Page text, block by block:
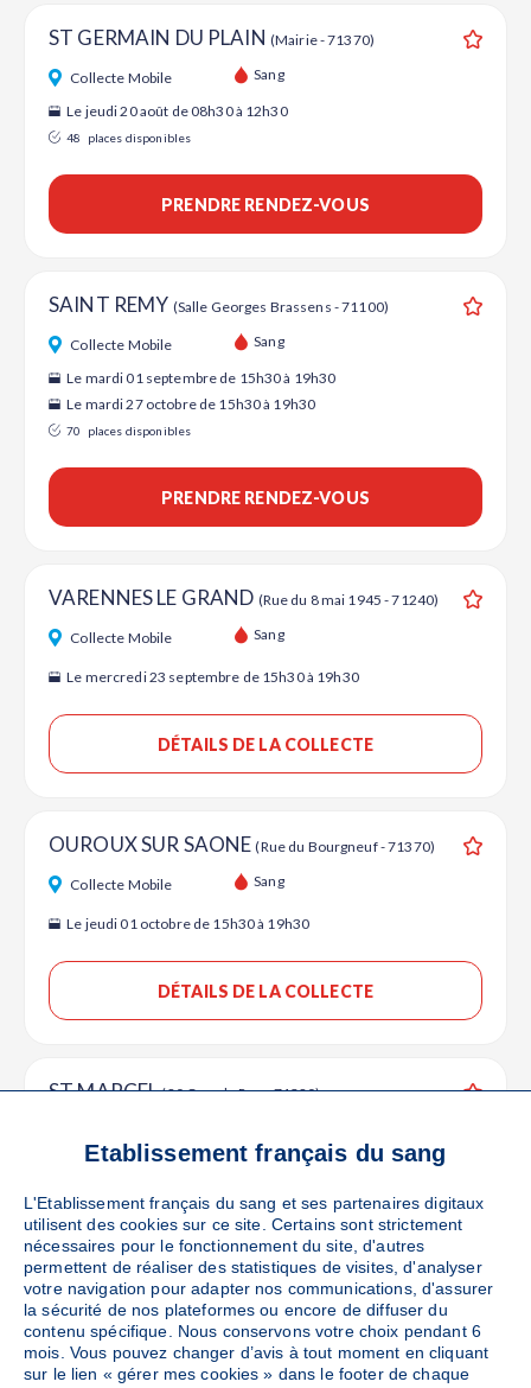
ST GERMAIN DU PLAIN (Mairie - 71370)
Collecte Mobile Sang
Le jeudi 20 août de 08h30 à 12h30
48 places disponibles
PRENDRE RENDEZ-VOUS
SAINT REMY (Salle Georges Brassens - 71100)
Collecte Mobile Sang
Le mardi 01 septembre de 15h30 à 19h30
Le mardi 27 octobre de 15h30 à 19h30
70 places disponibles
PRENDRE RENDEZ-VOUS
VARENNES LE GRAND (Rue du 8 mai 1945 - 71240)
Collecte Mobile Sang
Le mercredi 23 septembre de 15h30 à 19h30
DÉTAILS DE LA COLLECTE
OUROUX SUR SAONE(Rue du Bourgneuf - 71370)
Collecte Mobile Sang
Le jeudi 01 octobre de 15h30 à 19h30
DÉTAILS DE LA COLLECTE
ST MARCEL(80 Grande Rue - 71380)
Le vendredi 16 octobre de 15h30 à 19h30
DÉTAILS DE LA COLLECTE
ST GERMAIN DU PLAIN(Place de la Mairie -
71370)
Etablissement français du sang
L'Etablissement français du sang et ses partenaires digitaux
utilisent des cookies sur ce site. Certains sont strictement
nécessaires pour le fonctionnement du site, d'autres
permettent de réaliser des statistiques de visites, d'analyser
votre navigation pour adapter nos communications, d'assurer
la sécurité de nos plateformes ou encore de diffuser du
contenu spécifique. Nous conservons votre choix pendant 6
mois. Vous pouvez changer d’avis à tout moment en cliquant
sur le lien « gérer mes cookies » dans le footer de chaque